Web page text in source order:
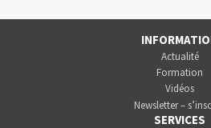
Actualité
Formation
Vidéos
Newsletter –
SERVICES